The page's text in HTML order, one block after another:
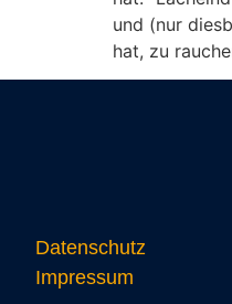
und (nur
hat, zu
Datenschutz
Impressum